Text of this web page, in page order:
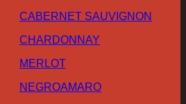
CABERNET SAUVIGNON
CHARDONNAY
MERLOT
NEGROAMARO